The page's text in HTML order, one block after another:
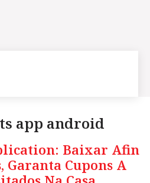
app android
Baixar Afin
Garanta Cupons A